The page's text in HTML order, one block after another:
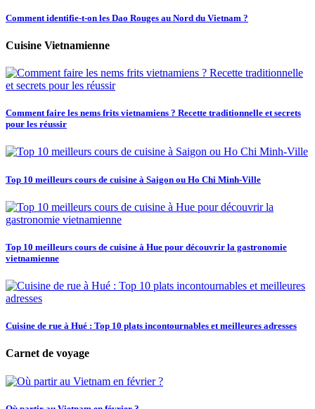
Comment identifie-t-on les Dao Rouges au Nord du Vietnam ?
Cuisine Vietnamienne
Comment faire les nems frits vietnamiens ? Recette traditionnelle et secrets
pour les réussir
Top 10 meilleurs cours de cuisine à Saigon ou Ho Chi Minh-Ville
Top 10 meilleurs cours de cuisine à Hue pour découvrir la gastronomie
vietnamienne
Cuisine de rue à Hué : Top 10 plats incontournables et meilleures adresses
Carnet de voyage